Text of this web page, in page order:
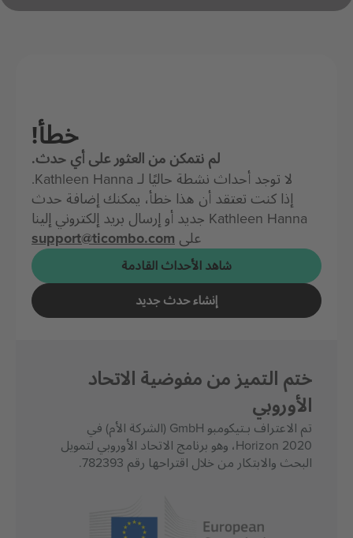
خطأ!
لم نتمكن من العثور على أي حدث.
لا توجد أحداث نشطة حاليًا لـ Kathleen Hanna.
إذا كنت تعتقد أن هذا خطأ، يمكنك إضافة حدث
Kathleen Hanna جديد أو إرسال بريد إلكتروني إلينا
على support@ticombo.com
شاهد الأحداث القادمة
إنشاء حدث جديد
ختم التميز من مفوضية الاتحاد
الأوروبي
تم الاعتراف بـتيكومبو GmbH (الشركة الأم) في
Horizon 2020، وهو برنامج الاتحاد الأوروبي لتمويل
البحث والابتكار من خلال اقتراحها رقم 782393.